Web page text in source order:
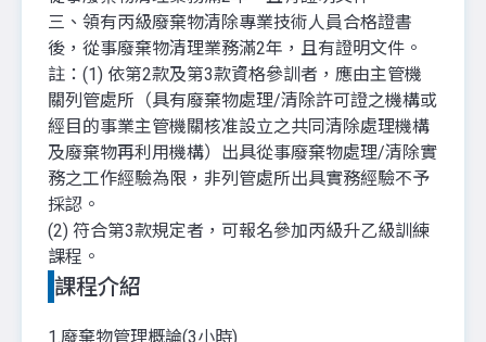
三、領有丙級廢棄物清除專業技術人員合格證書
後，從事廢棄物清理業務滿2年，且有證明文件。
註：(1) 依第2款及第3款資格參訓者，應由主管機
關列管處所（具有廢棄物處理/清除許可證之機構或
經目的事業主管機關核准設立之共同清除處理機構
及廢棄物再利用機構）出具從事廢棄物處理/清除實
務之工作經驗為限，非列管處所出具實務經驗不予
採認。
(2) 符合第3款規定者，可報名參加丙級升乙級訓練
課程。
課程介紹
1.廢棄物管理概論(3小時)